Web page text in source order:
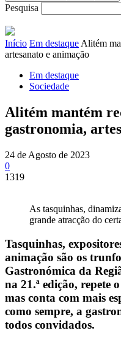
Pesquisa
Início Em destaque Alitém
artesanato e animação
Em destaque
Sociedade
Alitém mantém
gastronomia,
24 de Agosto de 2023
0
1319
As tasquinhas,
grande atracção do
Tasquinhas,
animação são os
Gastronómica da
na 21.ª edição, repete
mas conta com mais
como sempre, a
todos convidados.